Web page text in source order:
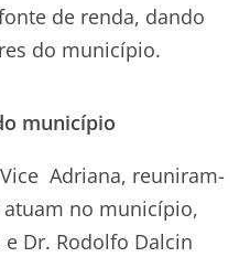
de renda, dando
do município.
município
Adriana, reuniram-
no município,
Dr. Rodolfo Dalcin